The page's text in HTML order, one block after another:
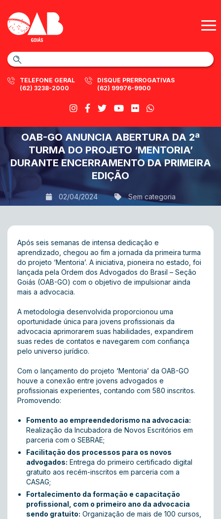
TELEFONE GERAL
(62) 3238-2000
DISQUE PRERROGATIVAS
(62) 99976-9900
OAB-GO ANUNCIA ABERTURA DA 2ª
TURMA DO PROJETO ‘MENTORIA’
DURANTE ENCERRAMENTO DA PRIMEIRA
EDIÇÃO
02/04/2024 Sem categoria
Após seis semanas de intensa dedicação e
aprendizado, chegou ao fim a jornada da primeira turma
do projeto ‘Mentoria’. A iniciativa, pioneira no estado, foi
lançada pela Ordem dos Advogados do Brasil – Seção
Goiás (OAB-GO) com o objetivo de impulsionar ainda
mais a advocacia.
A metodologia desenvolvida proporcionou uma
oportunidade única para jovens profissionais da
advocacia aprimorarem suas habilidades, expandirem
suas redes de contatos e navegarem com confiança
pelo universo jurídico.
Com o lançamento do projeto ‘Mentoria’ da OAB-GO
houve a conexão entre jovens advogados e
profissionais experientes, contando com 580 inscritos.
Promovendo:
Fomento ao empreendedorismo na advocacia:
Realização da Incubadora de Novos Escritórios em
parceria com o SEBRAE;
Facilitação dos processos para os novos
advogados: Entrega do primeiro certificado digital
gratuito aos recém-inscritos em parceria com a
CASAG;
Fortalecimento da formação e capacitação
profissional, com o primeiro ano da advocacia
sendo gratuito: Organização de mais de 100 cursos,